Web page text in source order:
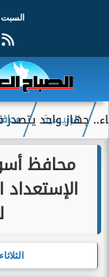
السبت
يتصدر قائمة
الرئيسية
محافظ
الثلاثاء